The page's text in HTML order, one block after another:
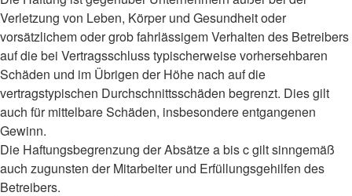
Verletzung von Leben, Körper und Gesundheit oder
vorsätzlichem oder grob fahrlässigem Verhalten des Betreibers
auf die bei Vertragsschluss typischerweise vorhersehbaren
Schäden und im Übrigen der Höhe nach auf die
vertragstypischen Durchschnittsschäden begrenzt. Dies gilt
auch für mittelbare Schäden, insbesondere entgangenen
Gewinn.
Die Haftungsbegrenzung der Absätze a bis c gilt sinngemäß
auch zugunsten der Mitarbeiter und Erfüllungsgehilfen des
Betreibers.